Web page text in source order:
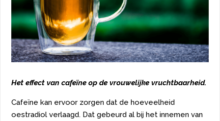
Het effect van cafeïne op de vrouwelijke vruchtbaarheid.
Cafeïne kan ervoor zorgen dat de hoeveelheid
oestradiol verlaagd. Dat gebeurd al bij het innemen van